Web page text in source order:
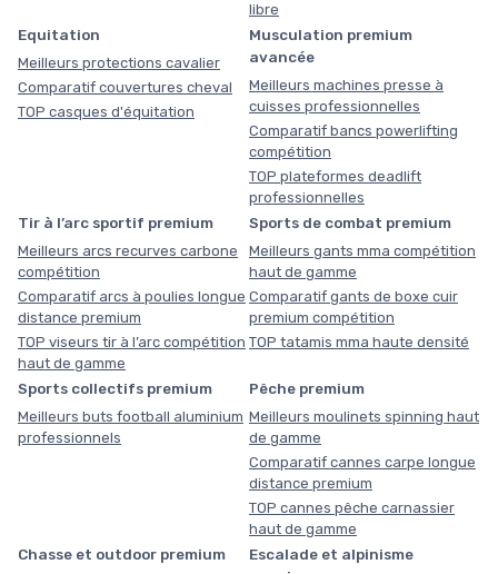
libre
Equitation
Meilleurs protections cavalier
Comparatif couvertures cheval
TOP casques d'équitation
Musculation premium
avancée
Meilleurs machines presse à
cuisses professionnelles
Comparatif bancs powerlifting
compétition
TOP plateformes deadlift
professionnelles
Tir à l’arc sportif premium
Meilleurs arcs recurves carbone
compétition
Comparatif arcs à poulies longue
distance premium
TOP viseurs tir à l’arc compétition
haut de gamme
Sports de combat premium
Meilleurs gants mma compétition
haut de gamme
Comparatif gants de boxe cuir
premium compétition
TOP tatamis mma haute densité
Sports collectifs premium
Meilleurs buts football aluminium
professionnels
Pêche premium
Meilleurs moulinets spinning haut
de gamme
Comparatif cannes carpe longue
distance premium
TOP cannes pêche carnassier
haut de gamme
Chasse et outdoor premium
Escalade et alpinisme